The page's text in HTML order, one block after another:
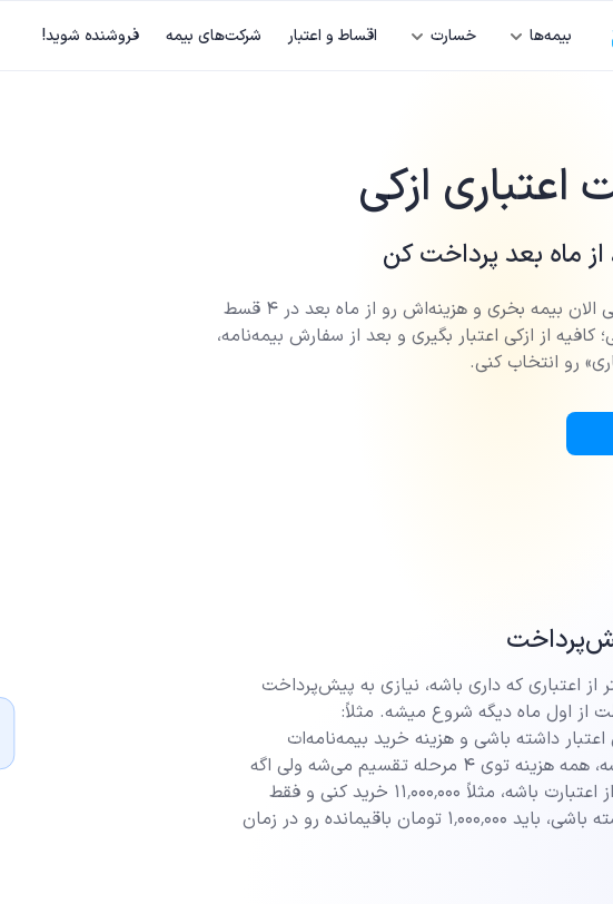
بیمه‌ها خسارت اقساط و اعتبار شرکت‌های بیمه فروشنده شوید!
اعتباری ازکی
از ماه بعد پرداخت کن
با اعتبار ازکی می‌تونی الان بیمه بخری و هزینه‌اش رو از ماه بعد در ۴ قسط
کافیه از ازکی اعتبار بگیری و بعد از سفارش بیمه‌نامه،
رو انتخاب کنی.
از اعتباری که داری باشه، نیازی به پیش‌پرداخت
از اول ماه دیگه شروع میشه. مثلاً:
تومان اعتبار داشته باشی و هزینه خرید بیمه‌نامه‌ات
۶٬۷۰۰٬۰۰۰ تومان باشه، همه‌ هزینه توی ۴ مرحله تقسیم می‌‌شه ولی اگه
مبلغ خریدت بیشتر از اعتبارت باشه، مثلاً ۱۱٬۰۰۰٬۰۰۰ خرید کنی و فقط
۱۰٬۰۰۰٬۰۰۰ اعتبار داشته باشی، باید ۱٬۰۰۰٬۰۰۰ تومان باقیمانده رو در زمان